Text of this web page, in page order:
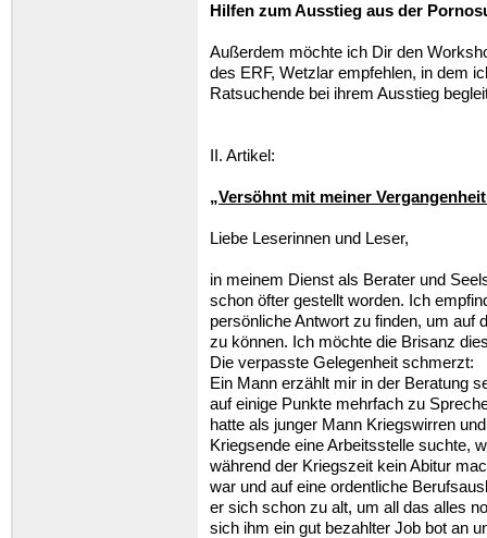
Hilfen zum Ausstieg aus der
Außerdem möchte ich Dir den
des ERF, Wetzlar empfehlen, in dem
Ratsuchende bei ihrem Ausstieg
II. Artikel:
„Versöhnt mit meiner
Liebe Leserinnen und Leser,
in meinem Dienst als Berater und
schon öfter gestellt worden. Ich
persönliche Antwort zu finden, um auf
zu können. Ich möchte die Brisanz
Die verpasste Gelegenheit schmerzt:
Ein Mann erzählt mir in der Beratung
auf einige Punkte mehrfach zu
hatte als junger Mann Kriegswirren
Kriegsende eine Arbeitsstelle suchte,
während der Kriegszeit kein Abitur
war und auf eine ordentliche
er sich schon zu alt, um all das alles
sich ihm ein gut bezahlter Job bot an